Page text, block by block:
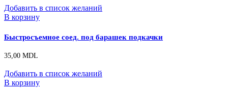
Добавить в список желаний
В корзину
Быстросъемное соед. под барашек подкачки
35,00 MDL
Добавить в список желаний
В корзину